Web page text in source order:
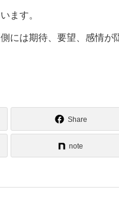
ます。
には期待、要望、感情
Share
note